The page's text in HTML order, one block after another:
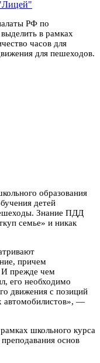
РФ по
в рамках
часов для
для пешеходов.
образования
детей
Знание ПДД
семье» и никак
причем
И прежде чем
его необходимо
движения с позиций
автомобилистов», —
школьного курса
основ